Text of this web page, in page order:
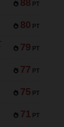
88 PT
80 PT
79 PT
77 PT
75 PT
71 PT